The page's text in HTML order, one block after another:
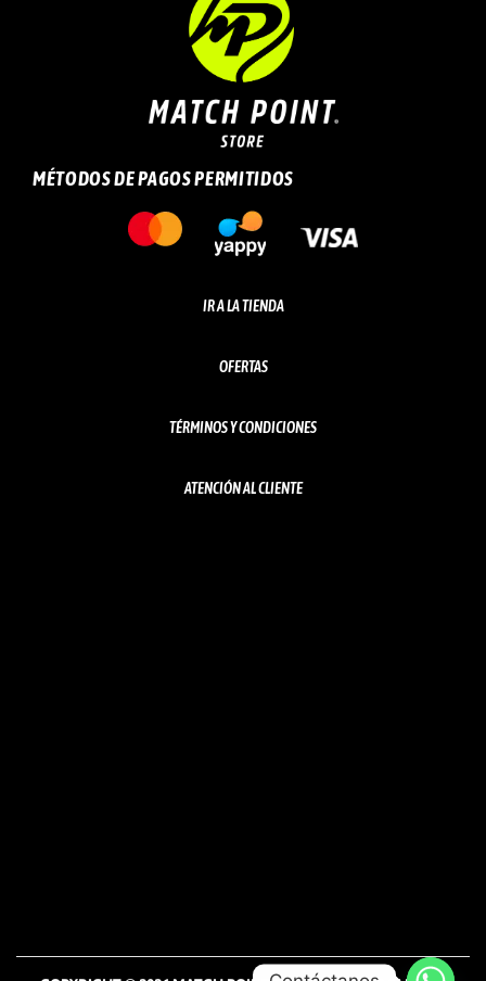
MÉTODOS DE PAGOS PERMITIDOS
IR A LA TIENDA
OFERTAS
TÉRMINOS Y CONDICIONES
ATENCIÓN AL CLIENTE